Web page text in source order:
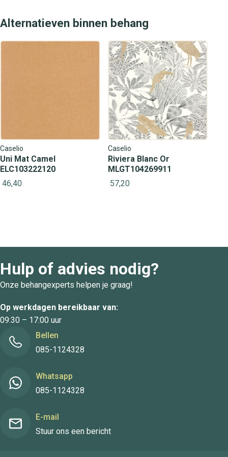
Alternatieven binnen behang
Caselio
Uni Mat Camel
ELC103222120
46,40
Caselio
Riviera Blanc Or
MLGT104269911
57,20
Hulp of advies nodig?
Onze behangexperts helpen je graag!
Op werkdagen bereikbaar van:
09:30 – 17:00 uur
Bellen
085-1124328
Whatsapp
085-1124328
E-mail
Stuur ons een bericht